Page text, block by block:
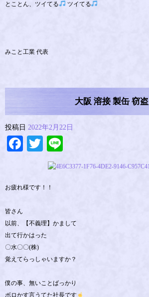
とことん、ツイてる
ツイてる
みこと工業 代表
大阪 溶接 製缶 窃盗
投稿日 2022年2月22日
Facebook
Twitter
お疲れ様です！！
皆さん
以前、【不義理】かまして
出て行かはった
〇水〇〇(株)
覚えてらっしゃいますか？
僕の事、無いことばっかり
ボロかす言うてた社長です